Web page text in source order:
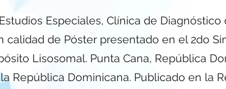
Especiales, Clínica de Diagnóstico
calidad de Póster presentado en el 2do
Lisosomal. Punta Cana, República
República Dominicana. Publicado en la